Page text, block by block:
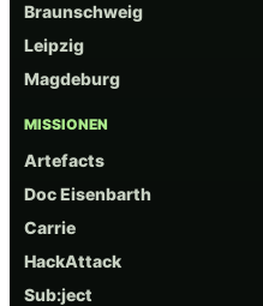
Braunschweig
Leipzig
Magdeburg
MISSIONEN
Artefacts
Doc Eisenbarth
Carrie
HackAttack
Sub:ject